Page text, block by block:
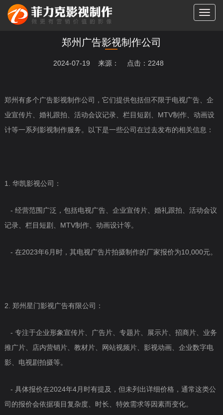
切
郑州广告影视制作公司
2024-07-19 来源： 点击：2248
郑州有多个广告影视制作公司，它们提供包括但不限于电视广告、企
业宣传片、婚礼跟拍、活动会议记录、栏目短剧、MTV制作、动画设
计等一系列影视制作服务。以下是一些公司在过去发布的相关信息：
1. 华凯影视公司：
- 经营范围广泛，包括电视广告、企业宣传片、婚礼跟拍、活动会议
记录、栏目短剧、MTV制作、动画设计等。
- 在2023年6月时，其电视广告片拍摄制作的厂家报价为10,000元。
2. 郑州星门影视广告有限公司：
- 专注于企业形象宣传片、广告片、专题片、展示片、招商片、业务
推广片、店内营销片、教材片、网站视频片、影视动画、企业数字电
影、电视剧拍摄等。
- 具体报价在2024年4月时有提及，但未列出详细价格，通常这类公
司的报价会依据项目复杂度、时长、特效需求等因素而变化。